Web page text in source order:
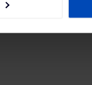
Délai de